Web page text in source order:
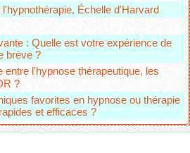
Échelle d'Harvard
: Quelle est votre expérience de
brève ?
entre l'hypnose thérapeutique, les
?
favorites en hypnose ou thérapie
et efficaces ?